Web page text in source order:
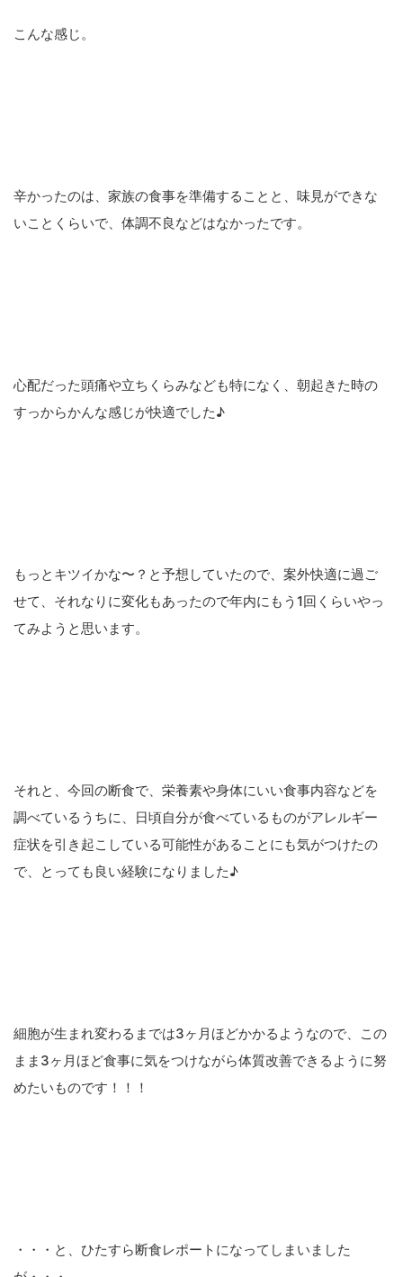
こんな感じ。
辛かったのは、家族の食事を準備することと、味見ができな
いことくらいで、体調不良などはなかったです。
心配だった頭痛や立ちくらみなども特になく、朝起きた時の
すっからかんな感じが快適でした♪
もっとキツイかな〜？と予想していたので、案外快適に過ご
せて、それなりに変化もあったので年内にもう1回くらいやっ
てみようと思います。
それと、今回の断食で、栄養素や身体にいい食事内容などを
調べているうちに、日頃自分が食べているものがアレルギー
症状を引き起こしている可能性があることにも気がつけたの
で、とっても良い経験になりました♪
細胞が生まれ変わるまでは3ヶ月ほどかかるようなので、この
まま3ヶ月ほど食事に気をつけながら体質改善できるように努
めたいものです！！！
・・・と、ひたすら断食レポートになってしまいました